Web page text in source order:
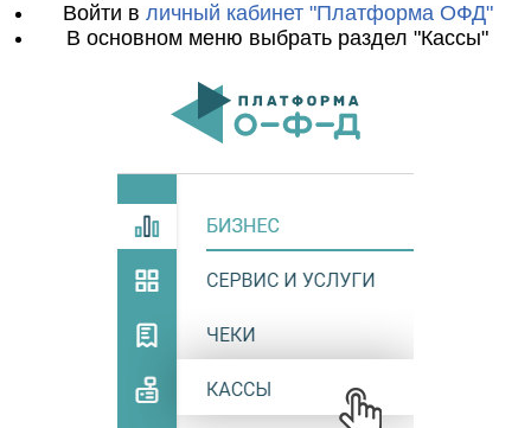
Войти в личный кабинет "Платформа ОФД"
В основном меню выбрать раздел "Кассы"